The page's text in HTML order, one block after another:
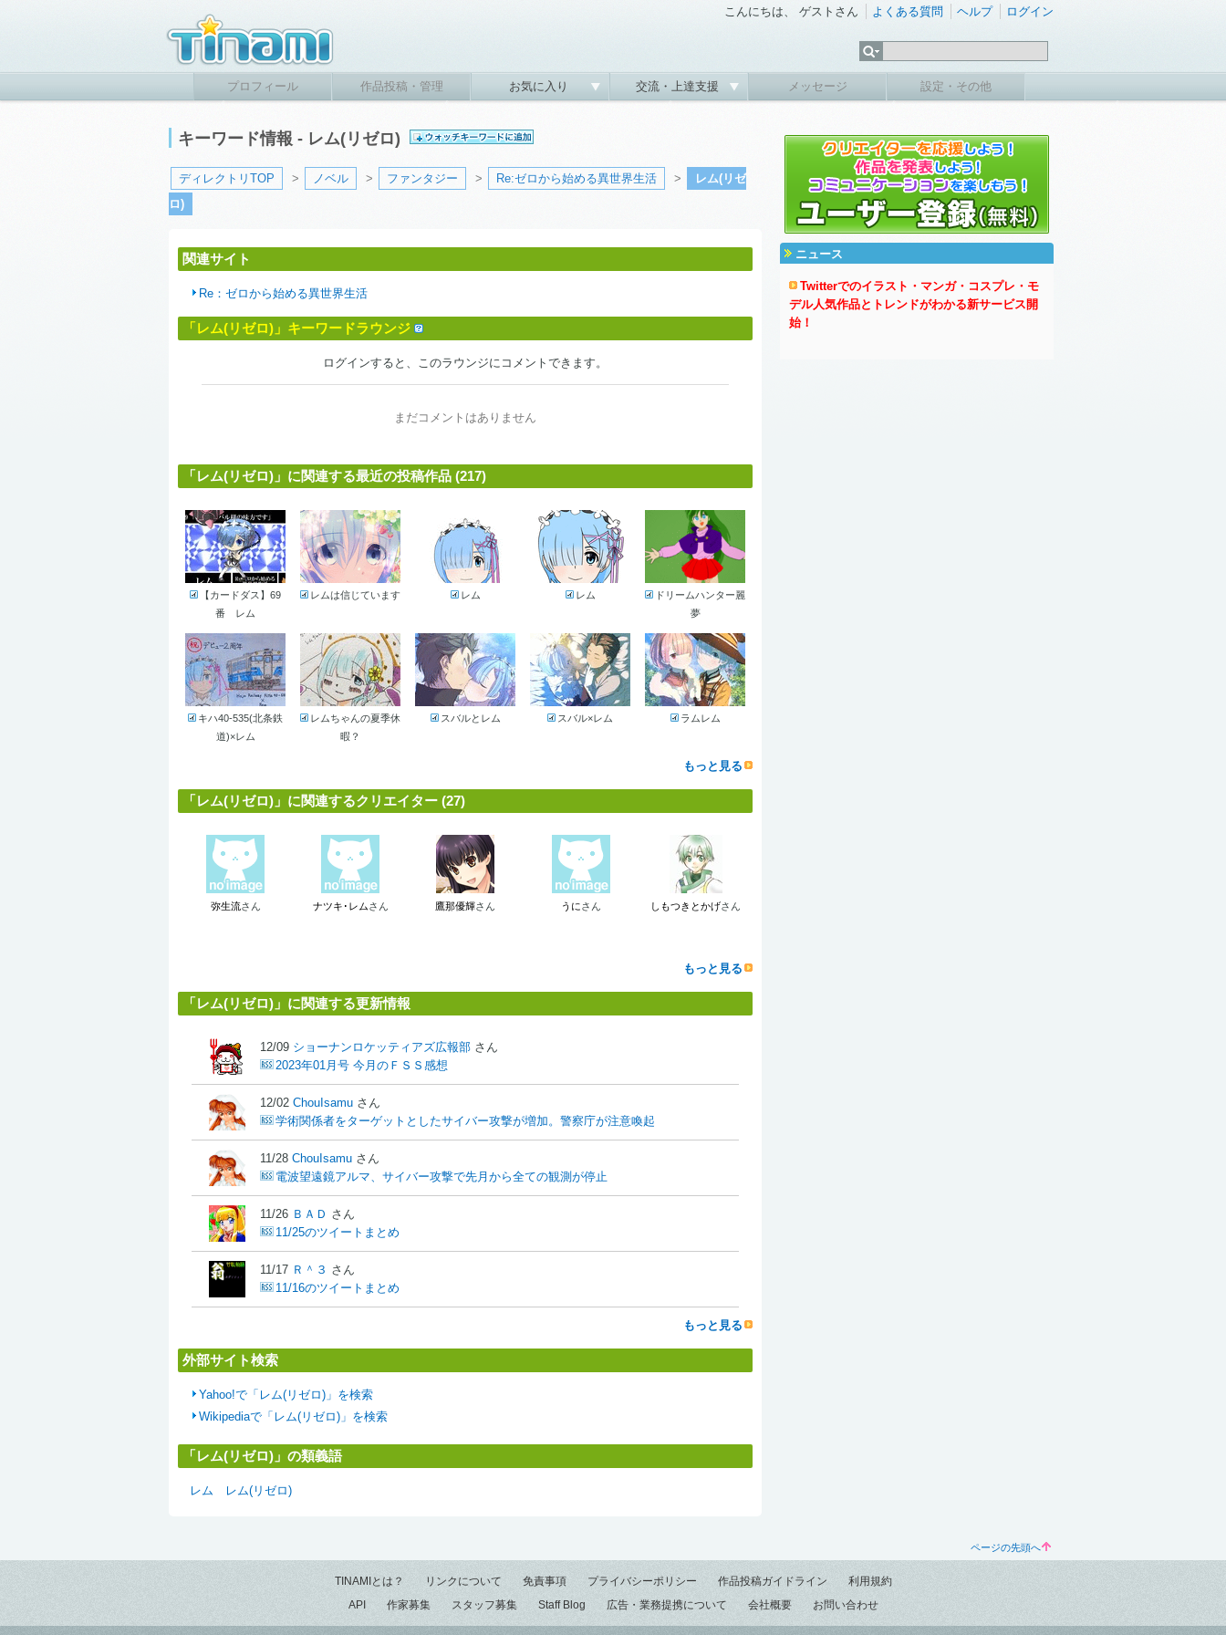
こんにちは、 ゲストさん よくある質問 ヘルプ ログイン
プロフィール 作品投稿・管理 お気に入り 交流・上達支援 メッセージ 設定・その他
キーワード情報 - レム(リゼロ)
ディレクトリTOP > ノベル > ファンタジー > Re:ゼロから始める異世界生活 >
レム(リゼ
ロ)
関連サイト
Re：ゼロから始める異世界生活
「レム(リゼロ)」キーワードラウンジ
ログインすると、このラウンジにコメントできます。
まだコメントはありません
「レム(リゼロ)」に関連する最近の投稿作品 (217)
【カードダス】69
番 レム
レムは信じています レム レム
ドリームハンター麗
夢
キハ40-535(北条鉄
道)×レム
レムちゃんの夏季休
暇？
スバルとレム スバル×レム ラムレム
もっと見る
「レム(リゼロ)」に関連するクリエイター (27)
弥生流さん ナツキ･レムさん 鷹那優輝さん うにさん しもつきとかげさん
もっと見る
「レム(リゼロ)」に関連する更新情報
12/09 ショーナンロケッティアズ広報部 さん
2023年01月号 今月のＦＳＳ感想
12/02 ChouIsamu さん
学術関係者をターゲットとしたサイバー攻撃が増加。警察庁が注意喚起
11/28 ChouIsamu さん
電波望遠鏡アルマ、サイバー攻撃で先月から全ての観測が停止
11/26 ＢＡＤ さん
11/25のツイートまとめ
11/17 Ｒ＾３ さん
11/16のツイートまとめ
もっと見る
外部サイト検索
Yahoo!で「レム(リゼロ)」を検索
Wikipediaで「レム(リゼロ)」を検索
「レム(リゼロ)」の類義語
レム レム(リゼロ)
ニュース
Twitterでのイラスト・マンガ・コスプレ・モ
デル人気作品とトレンドがわかる新サービス開
始！
ページの先頭へ
TINAMIとは？ リンクについて 免責事項 プライバシーポリシー 作品投稿ガイドライン
利用規約
API
作家募集 スタッフ募集 Staff Blog 広告・業務提携について 会社概要 お問い合わせ